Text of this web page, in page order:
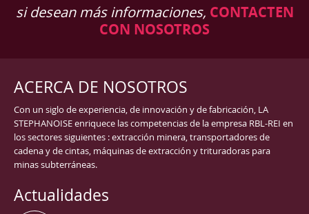
si desean más informaciones, CONTACTEN
CON NOSOTROS
ACERCA DE NOSOTROS
Con un siglo de experiencia, de innovación y de fabricación, LA
STEPHANOISE enriquece las competencias de la empresa RBL-REI en
los sectores siguientes : extracción minera, transportadores de
cadena y de cintas, máquinas de extracción y trituradoras para
minas subterráneas.
Actualidades